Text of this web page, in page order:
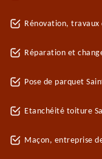
Rénovation, travaux
Réparation et
Pose de parquet
Etanchéité toiture
Maçon, entreprise